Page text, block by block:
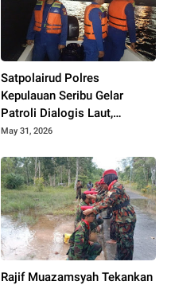
Satpolairud Polres
Kepulauan Seribu Gelar
Patroli Dialogis Laut,
Ciptakan Wisata Aman Saat
Sosialisasikan Call Center
110
May 31, 2026
Rajif Muazamsyah Tekankan